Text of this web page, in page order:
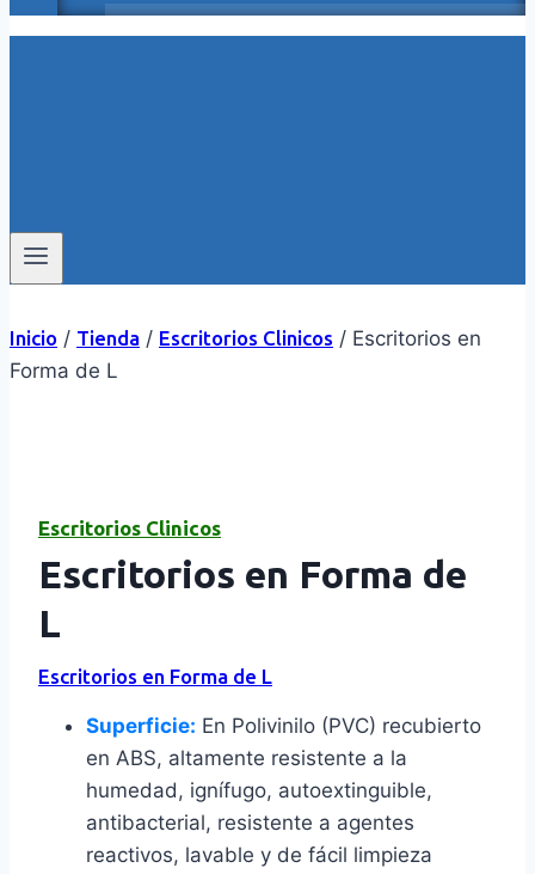
Inicio / Tienda / Escritorios Clinicos / Escritorios en
Forma de L
Escritorios Clinicos
Escritorios en Forma de
L
Escritorios en Forma de L
Superficie: En Polivinilo (PVC) recubierto
en ABS, altamente resistente a la
humedad, ignífugo, autoextinguible,
antibacterial, resistente a agentes
reactivos, lavable y de fácil limpieza